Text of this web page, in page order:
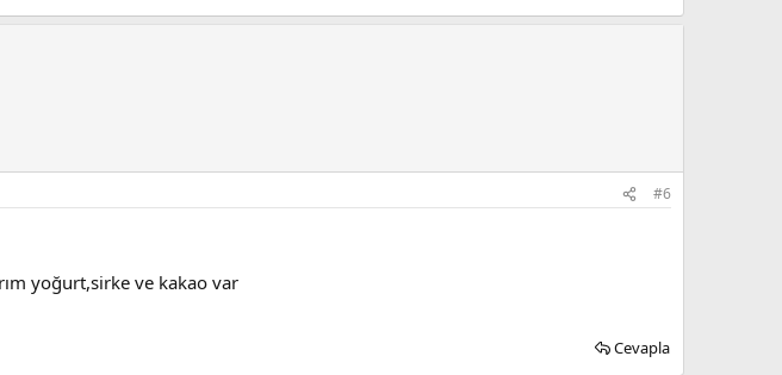
#6
yoğurt,sirke ve kakao var
Cevapla